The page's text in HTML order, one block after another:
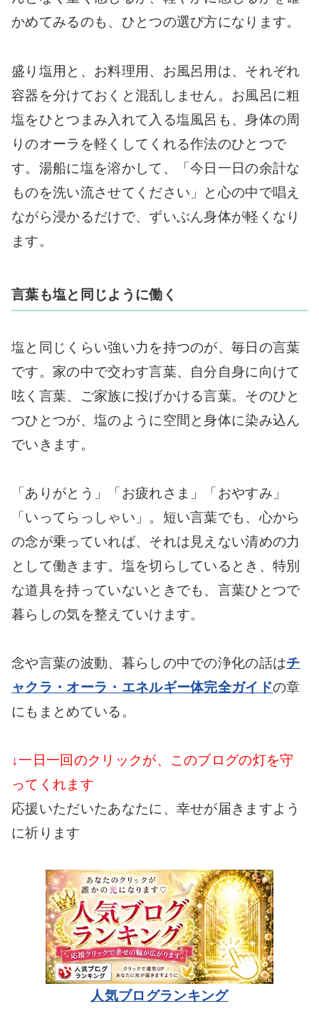
かめてみるのも、ひとつの選び方になります。
盛り塩用と、お料理用、お風呂用は、それぞれ
容器を分けておくと混乱しません。お風呂に粗
塩をひとつまみ入れて入る塩風呂も、身体の周
りのオーラを軽くしてくれる作法のひとつで
す。湯船に塩を溶かして、「今日一日の余計な
ものを洗い流させてください」と心の中で唱え
ながら浸かるだけで、ずいぶん身体が軽くなり
ます。
言葉も塩と同じように働く
塩と同じくらい強い力を持つのが、毎日の言葉
です。家の中で交わす言葉、自分自身に向けて
呟く言葉、ご家族に投げかける言葉。そのひと
つひとつが、塩のように空間と身体に染み込ん
でいきます。
「ありがとう」「お疲れさま」「おやすみ」
「いってらっしゃい」。短い言葉でも、心から
の念が乗っていれば、それは見えない清めの力
として働きます。塩を切らしているとき、特別
な道具を持っていないときでも、言葉ひとつで
暮らしの気を整えていけます。
念や言葉の波動、暮らしの中での浄化の話はチ
ャクラ・オーラ・エネルギー体完全ガイドの章
にもまとめている。
↓一日一回のクリックが、このブログの灯を守
ってくれます
応援いただいたあなたに、幸せが届きますよう
に祈ります
人気ブログランキング